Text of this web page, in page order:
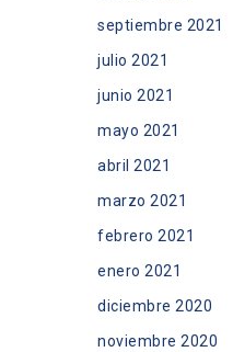
septiembre 2021
julio 2021
junio 2021
mayo 2021
abril 2021
marzo 2021
febrero 2021
enero 2021
diciembre 2020
noviembre 2020